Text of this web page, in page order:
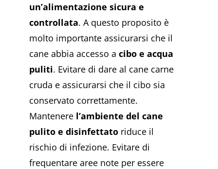
un’alimentazione sicura e
controllata. A questo proposito è
molto importante assicurarsi che il
cane abbia accesso a cibo e acqua
puliti. Evitare di dare al cane carne
cruda e assicurarsi che il cibo sia
conservato correttamente.
Mantenere l’ambiente del cane
pulito e disinfettato riduce il
rischio di infezione. Evitare di
frequentare aree note per essere